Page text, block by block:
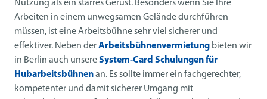
Nutzung als ein starres Gerüst. Besonders wenn Sie Ihre
Arbeiten in einem unwegsamen Gelände durchführen
müssen, ist eine Arbeitsbühne sehr viel sicherer und
effektiver. Neben derArbeitsbühnenvermietung bieten wir
in Berlin auch unsereSystem-Card Schulungen für
Hubarbeitsbühnenan. Es sollte immer ein fachgerechter,
kompetenter und damit sicherer Umgang mit